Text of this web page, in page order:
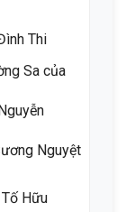
Thi
Sa của
Nguyệt
Hữu